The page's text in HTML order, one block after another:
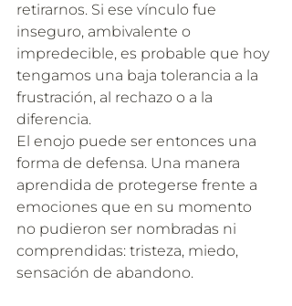
retirarnos. Si ese vínculo fue
inseguro, ambivalente o
impredecible, es probable que hoy
tengamos una baja tolerancia a la
frustración, al rechazo o a la
diferencia.
El enojo puede ser entonces una
forma de defensa. Una manera
aprendida de protegerse frente a
emociones que en su momento
no pudieron ser nombradas ni
comprendidas: tristeza, miedo,
sensación de abandono.